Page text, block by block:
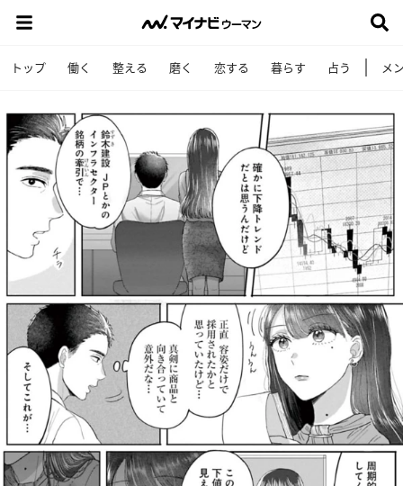
トップ 働く 整える 磨く 恋する 暮らす 占う メ